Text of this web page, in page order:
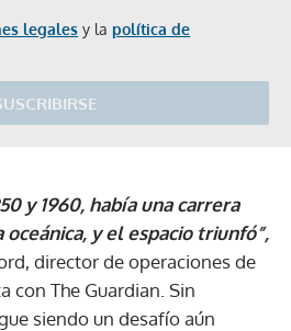
legales y la política de
y 1960, había una carrera
oceánica, y el espacio triunfó”,
director de operaciones de
con The Guardian. Sin
siendo un desafío aún